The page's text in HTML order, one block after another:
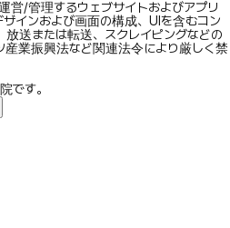
営/管理するウェブサイトおよびアプリ
インおよび画面の構成、UIを含むコン
送または転送、スクレイピングなどの
産業振興法など関連法令により厳しく禁
です。